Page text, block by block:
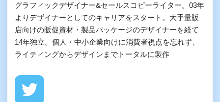
グラフィックデザイナー&セールスコピーライター。03年
よりデザイナーとしてのキャリアをスタート。大手量販
店向けの販促資材・製品パッケージのデザイナーを経て
14年独立。個人・中小企業向けに消費者視点を忘れず、
ライティングからデザインまでトータルに製作